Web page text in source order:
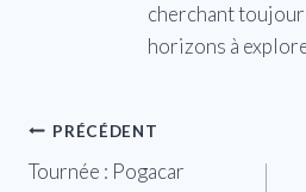
cherchant
horizons à
Navigation
PRÉCÉDENT
Tournée : Pogacar